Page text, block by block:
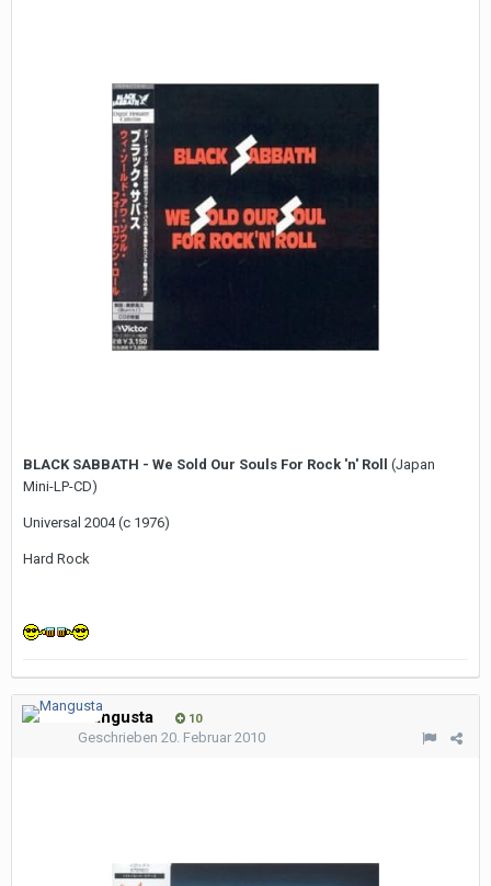
BLACK SABBATH - We Sold Our Souls For Rock 'n' Roll
(Japan
Mini-LP-CD)
Universal 2004 (c 1976)
Hard Rock
Mangusta 10
Geschrieben 20. Februar 2010